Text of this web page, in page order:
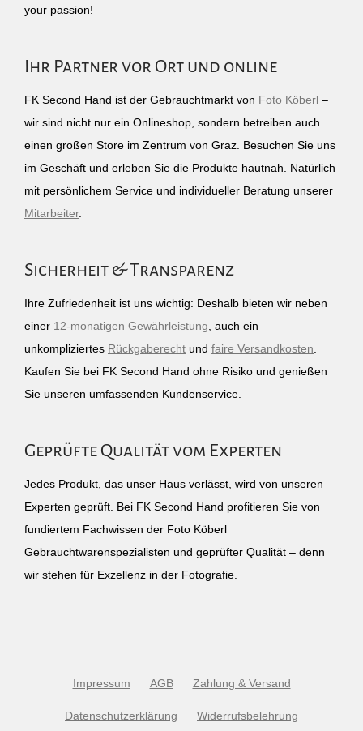
your passion!
Ihr Partner vor Ort und online
FK Second Hand ist der Gebrauchtmarkt von Foto Köberl –
wir sind nicht nur ein Onlineshop, sondern betreiben auch
einen großen Store im Zentrum von Graz. Besuchen Sie uns
im Geschäft und erleben Sie die Produkte hautnah. Natürlich
mit persönlichem Service und individueller Beratung unserer
Mitarbeiter.
Sicherheit & Transparenz
Ihre Zufriedenheit ist uns wichtig: Deshalb bieten wir neben
einer 12-monatigen Gewährleistung , auch ein
unkompliziertes Rückgaberecht und faire Versandkosten
Kaufen Sie bei FK Second Hand ohne Risiko und genießen
Sie unseren umfassenden Kundenservice.
Geprüfte Qualität vom Experten
Jedes Produkt, das unser Haus verlässt, wird von unseren
Experten geprüft. Bei FK Second Hand profitieren Sie von
fundiertem Fachwissen der Foto Köberl
Gebrauchtwarenspezialisten und geprüfter Qualität – denn
wir stehen für Exzellenz in der Fotografie.
Impressum AGB Zahlung & Versand
Datenschutzerklärung Widerrufsbelehrung